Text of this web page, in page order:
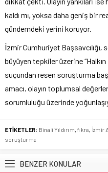
kaldı mı, yoksa daha geniş bir
gündemdeki yerini koruyor.
İzmir Cumhuriyet
büyüyen tepkiler üzerine
suçundan resen soruşturma
amacı, olayın toplumsal
sorumluluğu üzerinde
ETİKETLER: Binali Yıldırım, fıkra, İzmir
soruşturma
BENZER KONULAR